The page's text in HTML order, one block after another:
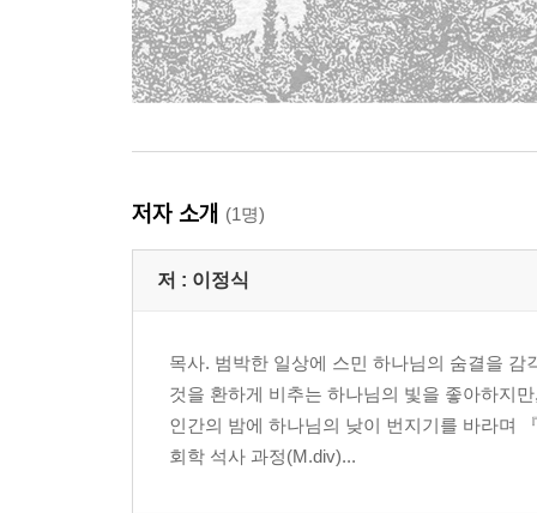
저자 소개 (1명)
저 : 이정식
목사. 범박한 일상에 스민 하나님의 숨결을
것을 환하게 비추는 하나님의 빛을 좋아하지
인간의 밤에 하나님의 낮이 번지기를 바라며
회학 석사 과정(M.div)...